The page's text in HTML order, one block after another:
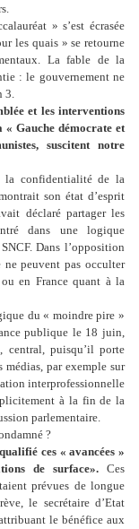
» s’est écrasée
les quais » se retourne
La fable de la
: le gouvernement ne
3.
et les interventions
Gauche démocrate et
suscitent notre
confidentialité de la
son état d’esprit
déclaré partager les
dans une logique
Dans l’opposition
ne peuvent pas occulter
en France quant à la
du « moindre pire »
publique le 18 juin,
central, puisqu’il porte
par exemple sur
interprofessionnelle
à la fin de la
parlementaire.
?
ces « avancées »
de surface». Ces
prévues de longue
le secrétaire d’Etat
le bénéfice aux